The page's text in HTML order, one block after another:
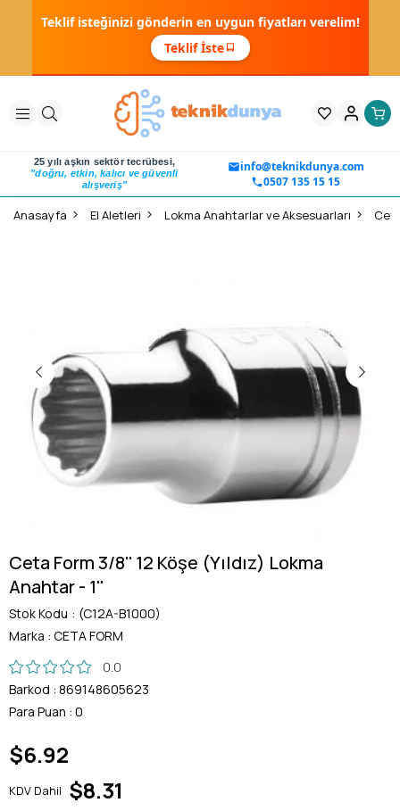
Teklif isteğinizi gönderin en uygun fiyatları verelim!
Teklif İste
25 yılı aşkın sektör tecrübesi,
"doğru, etkin, kalıcı ve güvenli
alışveriş"
info@teknikdunya.com
0507 135 15 15
Anasayfa El Aletleri Lokma Anahtarlar ve Aksesuarları
Ceta Form 3/8'' 12 Köşe (Yıldız) Lokma
Anahtar - 1''
Stok Kodu
(C12A-B1000)
Marka : CETA FORM
0.0
Barkod : 869148605623
Para Puan : 0
$6.92
KDV Dahil $8.31